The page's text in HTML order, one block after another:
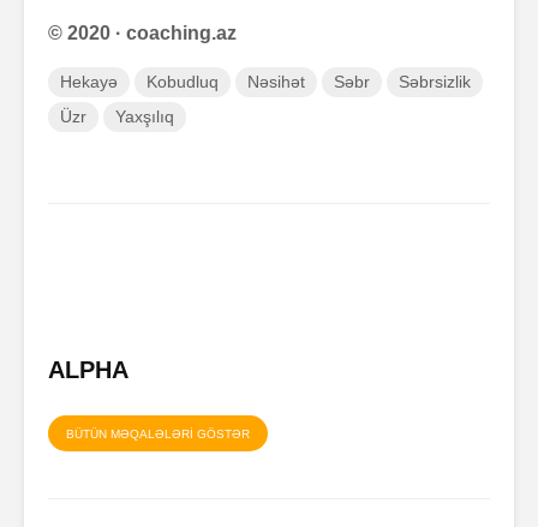
© 2020 · coaching.az
Hekayə Kobudluq Nəsihət Səbr
Səbrsizlik
Üzr
Yaxşılıq
ALPHA
BÜTÜN MƏQALƏLƏRİ GÖSTƏR